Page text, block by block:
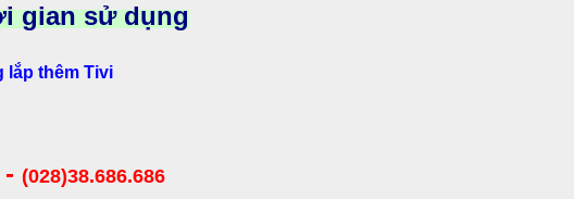
gian sử dụng
lắp thêm Tivi
(028)38.686.686